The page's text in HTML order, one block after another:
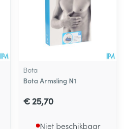
Bota
Bota Armsling N1
€ 25,70
Niet beschikbaar